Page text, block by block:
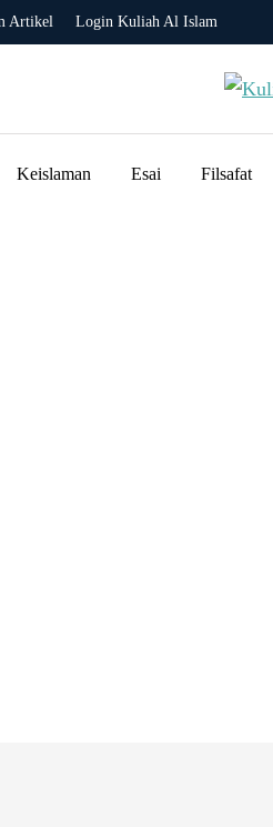
Artikel Login Kuliah Al Islam
Keislaman Esai Filsafat